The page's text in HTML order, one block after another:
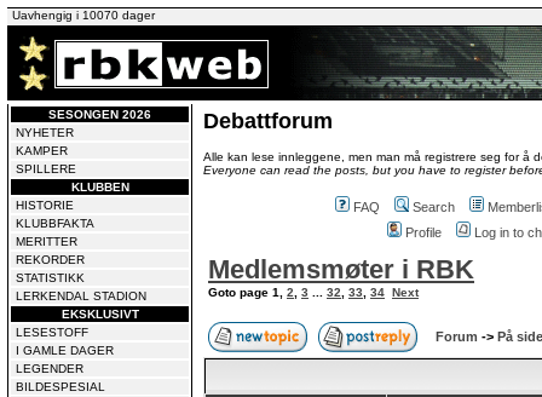
Uavhengig i 10070 dager
SESONGEN 2026
NYHETER
KAMPER
SPILLERE
KLUBBEN
HISTORIE
KLUBBFAKTA
MERITTER
REKORDER
STATISTIKK
LERKENDAL STADION
EKSKLUSIVT
LESESTOFF
I GAMLE DAGER
LEGENDER
BILDESPESIAL
Debattforum
Alle kan lese innleggene, men man må registrere seg for å
Everyone can read the posts, but you have to register
FAQ Search
Profile
Log in to
Medlemsmøter i RBK
Goto page 1 2 3 32 33 34 Next
Forum -> På